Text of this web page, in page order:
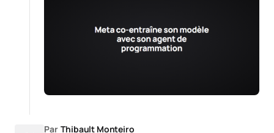
Par Thibault Monteiro